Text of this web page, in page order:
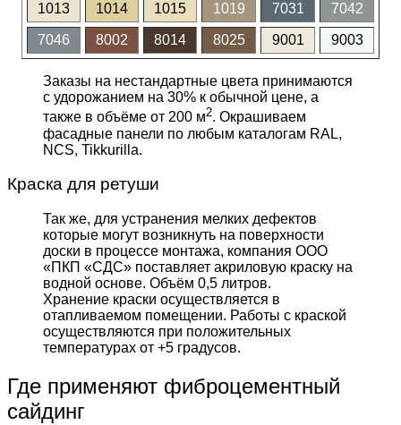
1013 1014 1015 1019 7031 7042
7046 8002 8014 8025 9001 9003
Заказы на нестандартные цвета принимаются
с удорожанием на 30% к обычной цене, а
также в объёме от 200 м2. Окрашиваем
фасадные панели по любым каталогам RAL,
NCS, Tikkurilla.
Краска для ретуши
Так же, для устранения мелких дефектов
которые могут возникнуть на поверхности
доски в процессе монтажа, компания ООО
«ПКП «СДС» поставляет акриловую краску на
водной основе. Объём 0,5 литров.
Хранение краски осуществляется в
отапливаемом помещении. Работы с краской
осуществляются при положительных
температурах от +5 градусов.
Где применяют фиброцементный
сайдинг